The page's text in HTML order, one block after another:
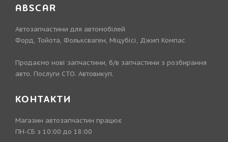
ABSCAR
Автозапчастини для автомобілей
Форд, Тойота, Фольксваген, Міцубісі, Джип Компас
Продаємо нові запчастини, б/в запчастини з розбирання
авто. Послуги СТО. Автовикуп.
КОНТАКТИ
Магазин автозапчастин працює
ПН-СБ з 10:00 до 18:00